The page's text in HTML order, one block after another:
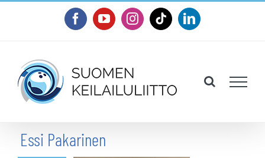
FacebookYouTubeInstagram
TiktokLinkedIn
Essi PakarinenPalermaa,